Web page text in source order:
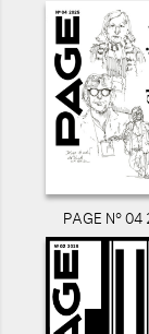
PAGE N° 04